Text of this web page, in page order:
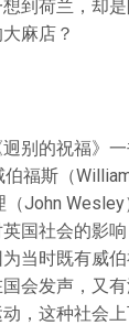
到荷兰，却
麻店？
别的祝福》
伯福斯（
（John
国社会的影
当时既有威
会发声，又
，这种社会